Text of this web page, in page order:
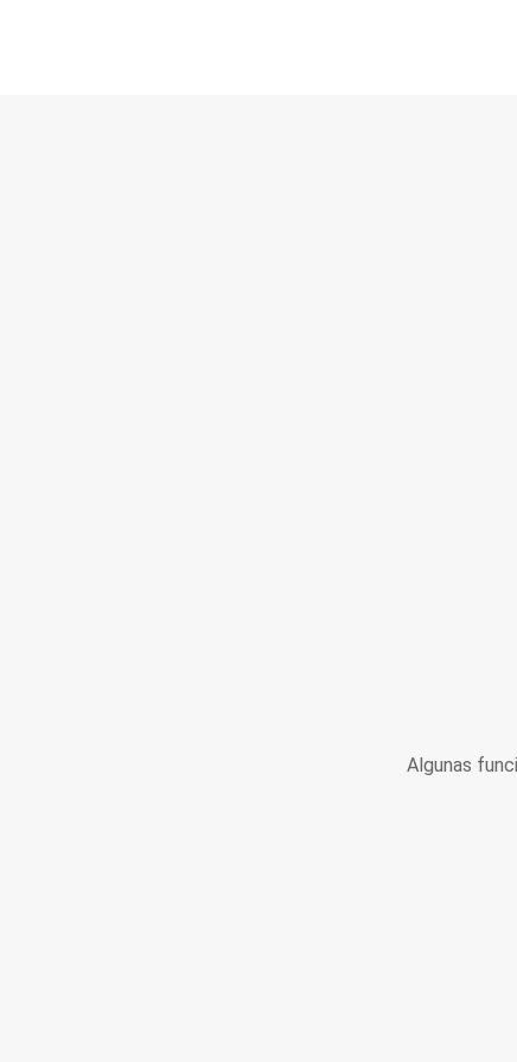
Algunas